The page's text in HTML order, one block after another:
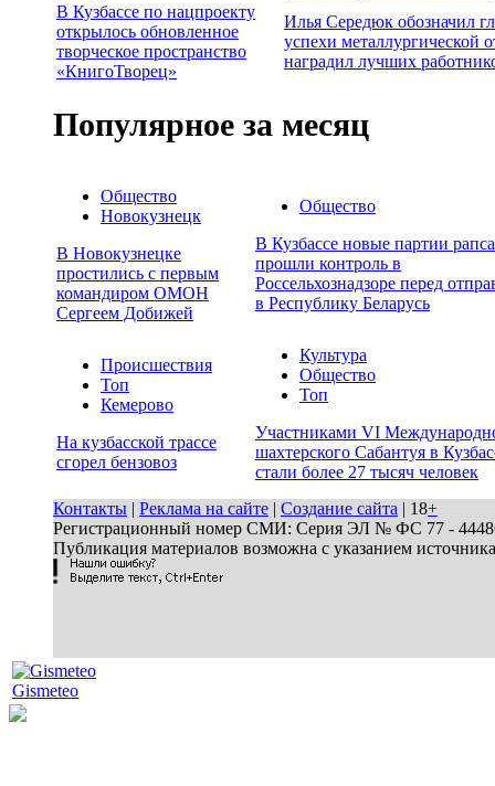
В Кузбассе по нацпроекту
открылось обновленное
творческое пространство
«КнигоТворец»
Илья Середюк обозначил
успехи металлургической
наградил лучших
Популярное за месяц
Общество
Новокузнецк
В Новокузнецке
простились с первым
командиром ОМОН
Сергеем Добижей
Общество
В Кузбассе новые партии рапса
прошли контроль в
Россельхознадзоре перед
в Республику Беларусь
Происшествия
Топ
Кемерово
На кузбасской трассе
сгорел бензовоз
Культура
Общество
Топ
Участниками VI
шахтерского Сабантуя в
стали более 27 тысяч человек
Контакты | Реклама на сайте | Создание сайта | 18+
Регистрационный номер СМИ: Серия ЭЛ № ФС 77 - 44486
Публикация материалов возможна с указанием
Gismeteo